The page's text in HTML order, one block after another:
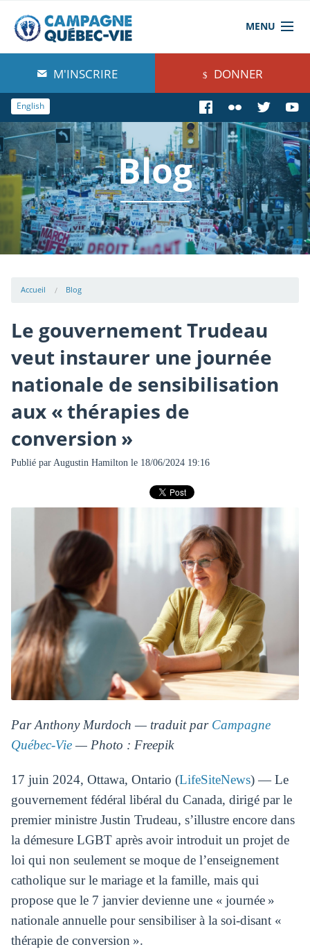
MENU
À propos de nous
Blog
Comprendre
Agir
Boutique
M'INSCRIRE DONNER
English
Blog
Accueil Blog
Le gouvernement Trudeau
veut instaurer une journée
nationale de sensibilisation
aux « thérapies de
conversion »
Publié par Augustin Hamilton le 18/06/2024 19:16
Par Anthony Murdoch — traduit par Campagne
Québec-Vie— Photo : Freepik
17 juin 2024, Ottawa, Ontario (LifeSiteNews) — Le
gouvernement fédéral libéral du Canada, dirigé par le
premier ministre Justin Trudeau, s’illustre encore dans
la démesure LGBT après avoir introduit un projet de
loi qui non seulement se moque de l’enseignement
catholique sur le mariage et la famille, mais qui
propose que le 7 janvier devienne une « journée »
nationale annuelle pour sensibiliser à la soi-disant «
thérapie de conversion ».